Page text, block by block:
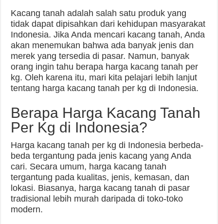
Kacang tanah adalah salah satu produk yang
tidak dapat dipisahkan dari kehidupan masyarakat
Indonesia. Jika Anda mencari kacang tanah, Anda
akan menemukan bahwa ada banyak jenis dan
merek yang tersedia di pasar. Namun, banyak
orang ingin tahu berapa harga kacang tanah per
kg. Oleh karena itu, mari kita pelajari lebih lanjut
tentang harga kacang tanah per kg di Indonesia.
Berapa Harga Kacang Tanah
Per Kg di Indonesia?
Harga kacang tanah per kg di Indonesia berbeda-
beda tergantung pada jenis kacang yang Anda
cari. Secara umum, harga kacang tanah
tergantung pada kualitas, jenis, kemasan, dan
lokasi. Biasanya, harga kacang tanah di pasar
tradisional lebih murah daripada di toko-toko
modern.